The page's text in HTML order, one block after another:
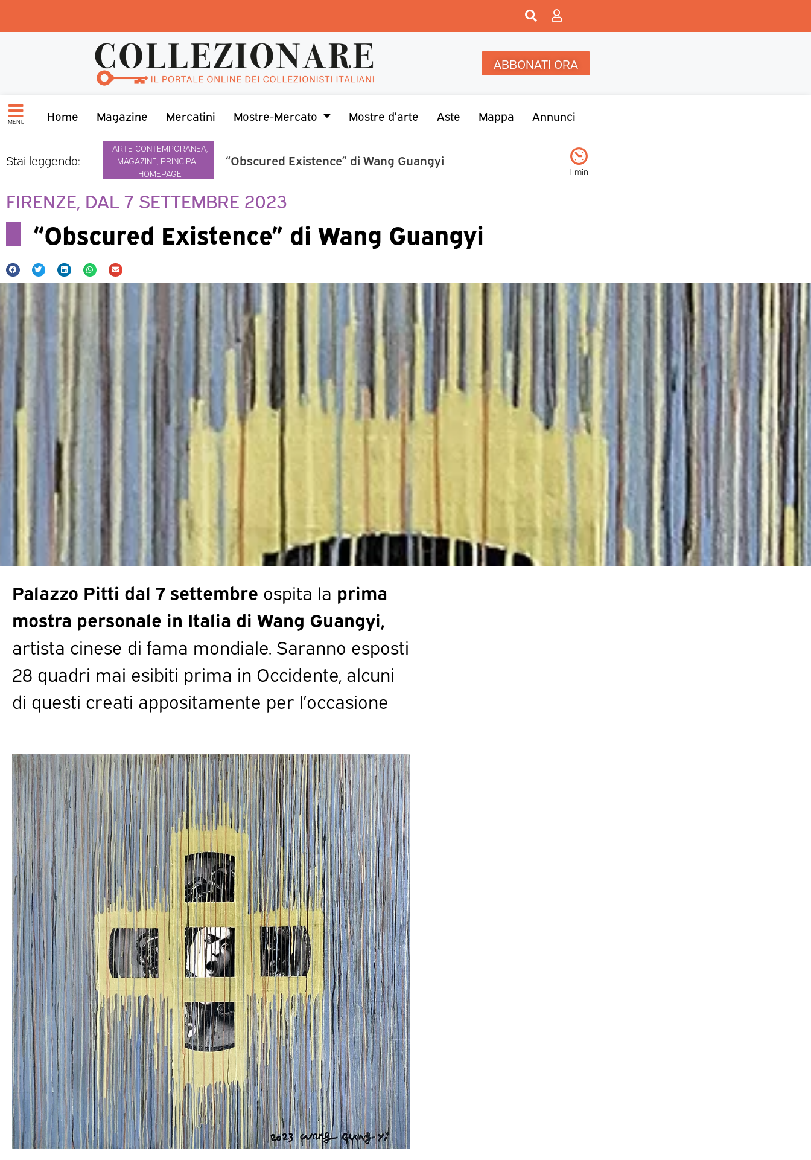
ABBONATI ORA
MENU Home Magazine Mercatini Mostre-Mercato Mostre d’arte Aste Mappa Annunci
Stai leggendo:
ARTE CONTEMPORANEA
MAGAZINE PRINCIPALI
HOMEPAGE
“Obscured Existence” di Wang Guangyi
1 min
FIRENZE, DAL 7 SETTEMBRE 2023
“Obscured Existence” di Wang Guangyi
Palazzo Pitti dal 7 settembre ospita la prima
mostra personale in Italia di Wang Guangyi,
artista cinese di fama mondiale. Saranno esposti
28 quadri mai esibiti prima in Occidente, alcuni
di questi creati appositamente per l’occasione